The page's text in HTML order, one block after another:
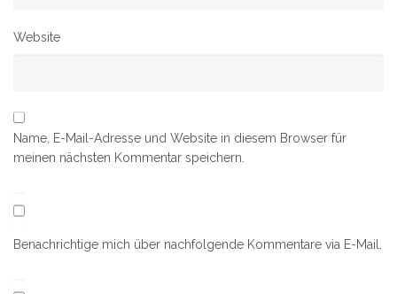
Website
Name, E-Mail-Adresse und Website in diesem Browser für
meinen nächsten Kommentar speichern.
Benachrichtige mich über nachfolgende Kommentare via E-Mail.